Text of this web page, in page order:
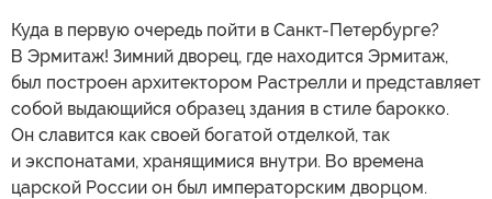
Куда в первую очередь пойти в Санкт-Петербурге?
В Эрмитаж! Зимний дворец, где находится Эрмитаж,
был построен архитектором Растрелли и представляет
собой выдающийся образец здания в стиле барокко.
Он славится как своей богатой отделкой, так
и экспонатами, хранящимися внутри. Во времена
царской России он был императорским дворцом.